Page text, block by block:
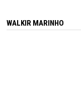
WALKIR MARINHO